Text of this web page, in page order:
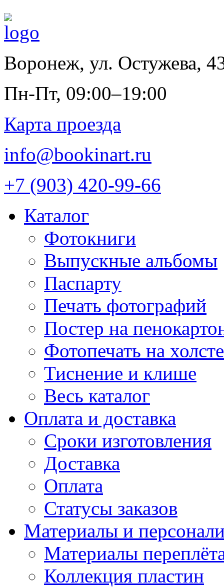
Воронеж, ул. Остужева,
Пн-Пт, 09:00–19:00
Карта проезда
info@bookinart.ru
+7 (903) 420-99-66
Каталог
Фотокниги
Выпускные альбомы
Паспарту
Печать фотографий
Постер на
Фотопечать на холсте
Тиснение и клише
Весь каталог
Оплата и доставка
Сроки изготовления
Доставка
Оплата
Статусы заказов
Материалы и
Материалы
Коллекция пластин